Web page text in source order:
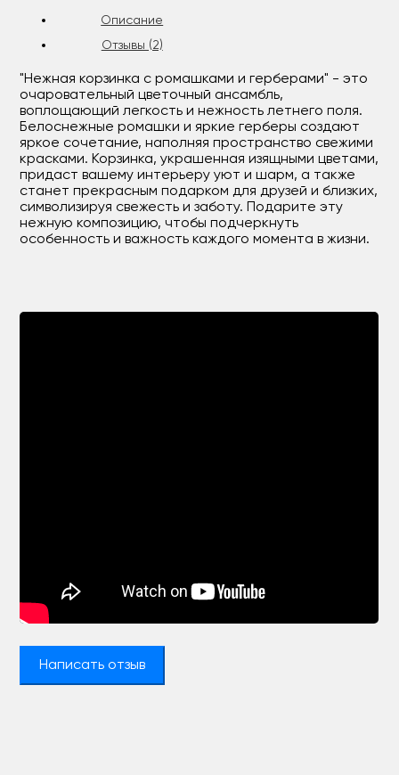
Описание
Отзывы (2)
"Нежная корзинка с ромашками и герберами" - это
очаровательный цветочный ансамбль,
воплощающий легкость и нежность летнего поля.
Белоснежные ромашки и яркие герберы создают
яркое сочетание, наполняя пространство свежими
красками. Корзинка, украшенная изящными цветами,
придаст вашему интерьеру уют и шарм, а также
станет прекрасным подарком для друзей и близких,
символизируя свежесть и заботу. Подарите эту
нежную композицию, чтобы подчеркнуть
особенность и важность каждого момента в жизни.
Написать отзыв